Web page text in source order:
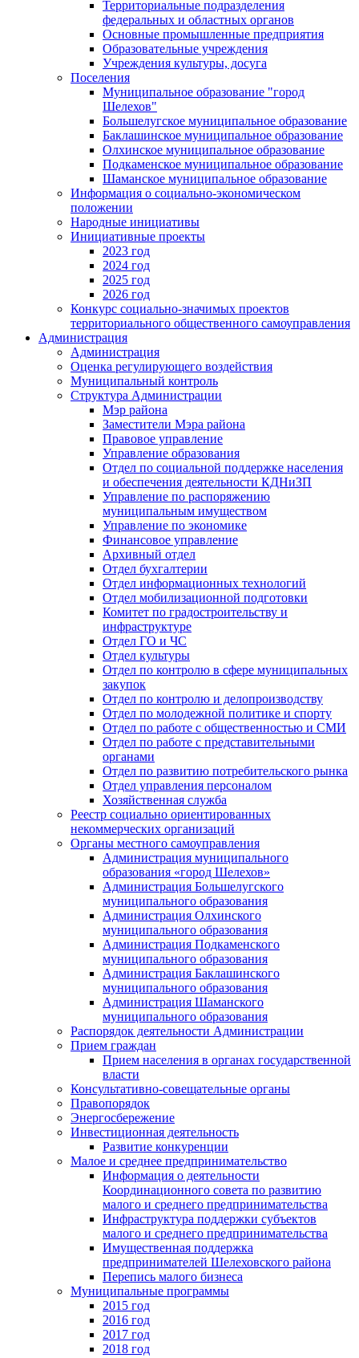
Территориальные подразделения
федеральных и областных органов
Основные промышленные предприятия
Образовательные учреждения
Учреждения культуры, досуга
Поселения
Муниципальное образование "город
Шелехов"
Большелугское муниципальное образование
Баклашинское муниципальное образование
Олхинское муниципальное образование
Подкаменское муниципальное образование
Шаманское муниципальное образование
Информация о социально-экономическом
положении
Народные инициативы
Инициативные проекты
2023 год
2024 год
2025 год
2026 год
Конкурс социально-значимых проектов
территориального общественного самоуправления
Администрация
Администрация
Оценка регулирующего воздействия
Муниципальный контроль
Структура Администрации
Мэр района
Заместители Мэра района
Правовое управление
Управление образования
Отдел по социальной поддержке населения
и обеспечения деятельности КДНиЗП
Управление по распоряжению
муниципальным имуществом
Управление по экономике
Финансовое управление
Архивный отдел
Отдел бухгалтерии
Отдел информационных технологий
Отдел мобилизационной подготовки
Комитет по градостроительству и
инфраструктуре
Отдел ГО и ЧС
Отдел культуры
Отдел по контролю в сфере муниципальных
закупок
Отдел по контролю и делопроизводству
Отдел по молодежной политике и спорту
Отдел по работе с общественностью и СМИ
Отдел по работе с представительными
органами
Отдел по развитию потребительского рынка
Отдел управления персоналом
Хозяйственная служба
Реестр социально ориентированных
некоммерческих организаций
Органы местного самоуправления
Администрация муниципального
образования «город Шелехов»
Администрация Большелугского
муниципального образования
Администрация Олхинского
муниципального образования
Администрация Подкаменского
муниципального образования
Администрация Баклашинского
муниципального образования
Администрация Шаманского
муниципального образования
Распорядок деятельности Администрации
Прием граждан
Прием населения в органах государственной
власти
Консультативно-совещательные органы
Правопорядок
Энергосбережение
Инвестиционная деятельность
Развитие конкуренции
Малое и среднее предпринимательство
Информация о деятельности
Координационного совета по развитию
малого и среднего предпринимательства
Инфраструктура поддержки субъектов
малого и среднего предпринимательства
Имущественная поддержка
предпринимателей Шелеховского района
Перепись малого бизнеса
Муниципальные программы
2015 год
2016 год
2017 год
2018 год